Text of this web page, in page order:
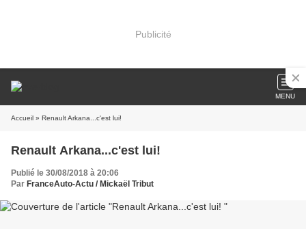
Publicité
MENU
Accueil » Renault Arkana...c'est lui!
Renault Arkana...c'est lui!
Publié le 30/08/2018 à 20:06
Par FranceAuto-Actu / Mickaël Tribut